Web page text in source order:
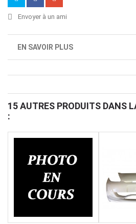
Envoyer à un ami
EN SAVOIR PLUS
15 AUTRES PRODUITS DANS
: